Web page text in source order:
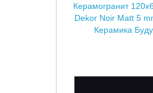
Керамогранит
Dekor Noir Matt 5
Керамика